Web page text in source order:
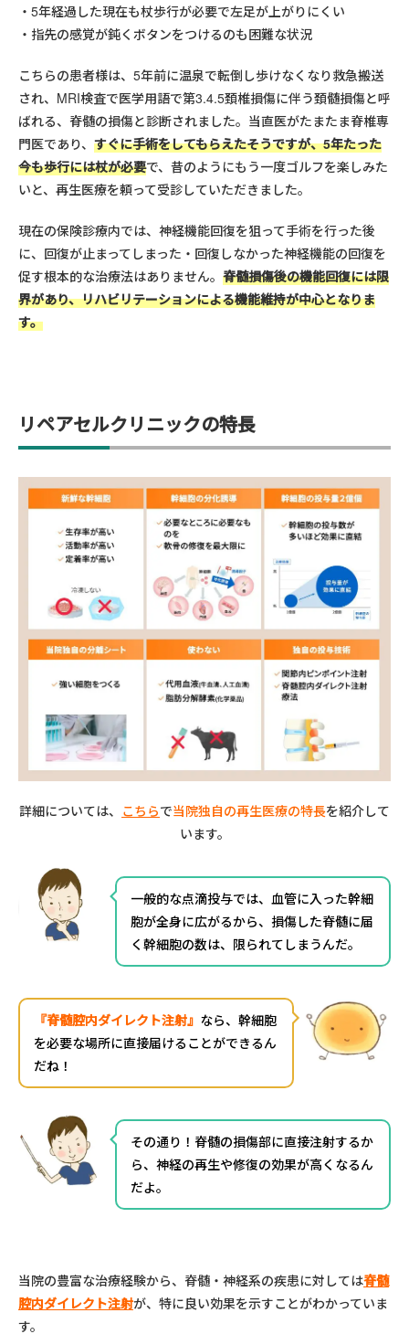
5年経過した現在も杖歩行が必要で左足が上がりにくい
指先の感覚が鈍くボタンをつけるのも困難な状況
こちらの患者様は、5年前に温泉で転倒し歩けなくなり救急搬送
され、MRI検査で医学用語で第3.4.5頚椎損傷に伴う頚髄損傷と呼
ばれる、脊髄の損傷と診断されました。当直医がたまたま脊椎専
門医であり、 すぐに手術をしてもらえたそうですが、5年たった
今も歩行には杖が必要で、昔のようにもう一度ゴルフを楽しみた
いと、再生医療を頼って受診していただきました。
現在の保険診療内では、神経機能回復を狙って手術を行った後
に、回復が止まってしまった・回復しなかった神経機能の回復を
促す根本的な治療法はありません。 脊髄損傷後の機能回復には限
界があり、リハビリテーションによる機能維持が中心となりま
す。
リペアセルクリニックの特長
詳細については、 こちらで当院独自の再生医療の特長を紹介して
います。
一般的な点滴投与では、血管に入った幹細
胞が全身に広がるから、損傷した脊髄に届
く幹細胞の数は、限られてしまうんだ。
『脊髄腔内ダイレクト注射』 なら、幹細胞
を必要な場所に直接届けることができるん
だね！
その通り！脊髄の損傷部に直接注射するか
ら、神経の再生や修復の効果が高くなるん
だよ。
当院の豊富な治療経験から、脊髄・神経系の疾患に対しては脊髄
腔内ダイレクト注射が、特に良い効果を示すことがわかっていま
す。